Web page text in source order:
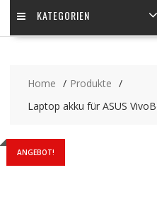
KATEGORIEN
Home
Produkte
Laptop akku für ASUS
ANGEBOT!